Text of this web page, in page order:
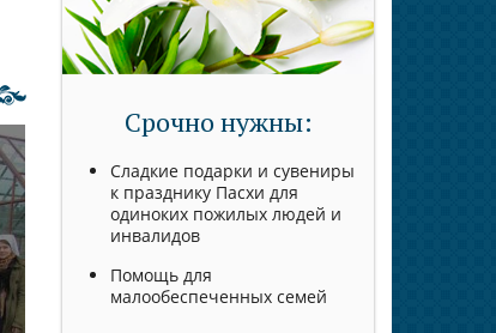
Срочно нужны:
Сладкие подарки и сувениры
к празднику Пасхи для
одиноких пожилых людей и
инвалидов
Помощь для
малообеспеченных семей